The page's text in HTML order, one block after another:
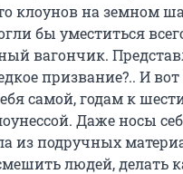
клоунов на земном
бы уместиться
вагончик.
призвание?.. И вот
самой, годам к
Даже носы
из подручных
людей, делать